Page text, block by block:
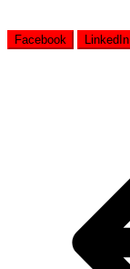
Facebook LinkedIn